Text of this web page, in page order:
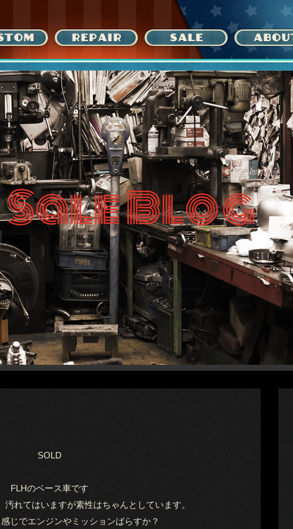
Sale Blog
SOLD
FLHのベース車です
れてはいますが素性はちゃんとしています。
じでエンジンやミッションばらすか？